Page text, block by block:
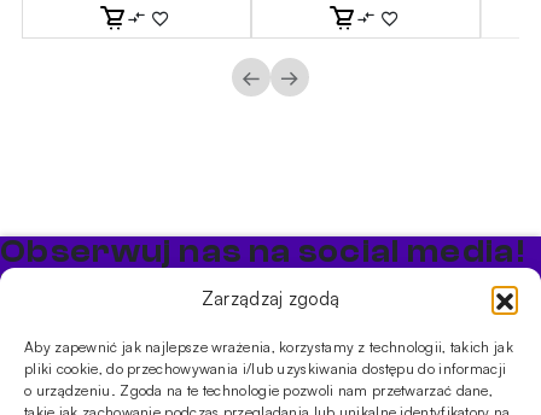
Zarządzaj zgodą
Aby zapewnić jak najlepsze wrażenia, korzystamy z technologii, takich jak
pliki cookie, do przechowywania i/lub uzyskiwania dostępu do informacji
o urządzeniu. Zgoda na te technologie pozwoli nam przetwarzać dane,
← →
Obserwuj nas na social media!
Bądź na bieżąco z promocjami i nowościami w sklepie
PRODUKTY